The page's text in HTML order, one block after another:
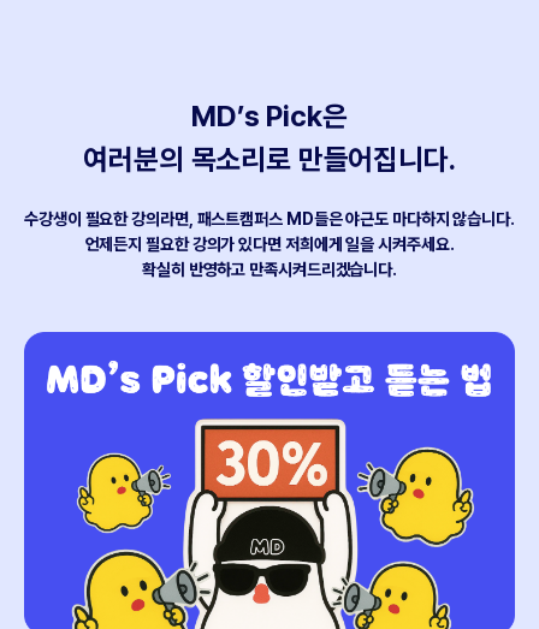
MD’s Pick은
여러분의 목소리로 만들어집니다.
수강생이 필요한 강의라면, 패스트캠퍼스 MD들은 야근도 마다하지 않습니다.
언제든지 필요한 강의가 있다면 저희에게 일을 시켜주세요.
확실히 반영하고 만족시켜드리겠습니다.